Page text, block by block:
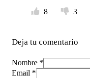
8
3
Deja tu comentario
Nombre *
Email *